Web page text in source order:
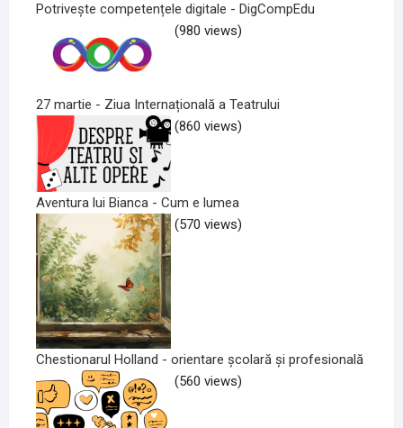
Potrivește competențele digitale - DigCompEdu
(980 views)
27 martie - Ziua Internațională a Teatrului
(860 views)
Aventura lui Bianca - Cum e lumea
(570 views)
Chestionarul Holland - orientare școlară și profesională
(560 views)